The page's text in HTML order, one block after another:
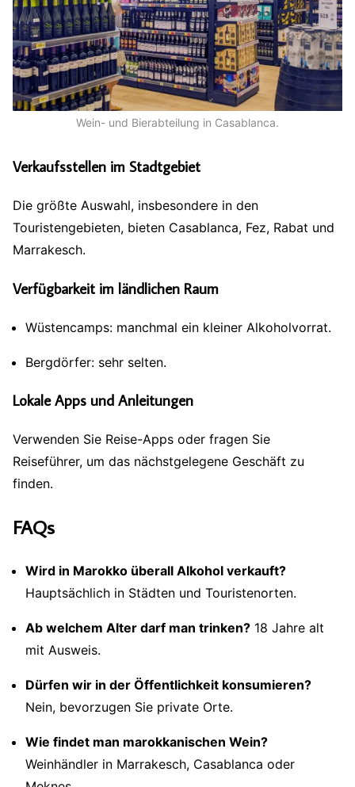
Wein- und Bierabteilung in Casablanca.
Verkaufsstellen im Stadtgebiet
Die größte Auswahl, insbesondere in den
Touristengebieten, bieten Casablanca, Fez, Rabat und
Marrakesch.
Verfügbarkeit im ländlichen Raum
Wüstencamps: manchmal ein kleiner Alkoholvorrat.
Bergdörfer: sehr selten.
Lokale Apps und Anleitungen
Verwenden Sie Reise-Apps oder fragen Sie
Reiseführer, um das nächstgelegene Geschäft zu
finden.
FAQs
Wird in Marokko überall Alkohol verkauft?
Hauptsächlich in Städten und Touristenorten.
Ab welchem ​​Alter darf man trinken? 18 Jahre alt
mit Ausweis.
Dürfen wir in der Öffentlichkeit konsumieren?
Nein, bevorzugen Sie private Orte.
Wie findet man marokkanischen Wein?
Weinhändler in Marrakesch, Casablanca oder